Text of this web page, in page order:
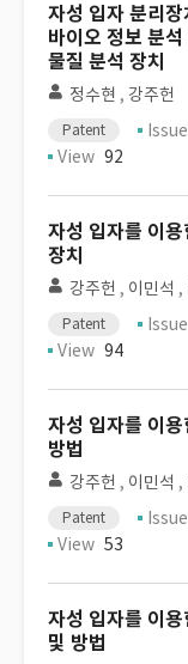
자성 입자 분리
바이오 정보 분
물질 분석 장치
정수현 , 강주헌
Patent
View 92
자성 입자를 이
장치
강주헌 , 이민석 ,
Patent
View 94
자성 입자를 이
방법
강주헌 , 이민석 ,
Patent
View 53
자성 입자를 이
및 방법